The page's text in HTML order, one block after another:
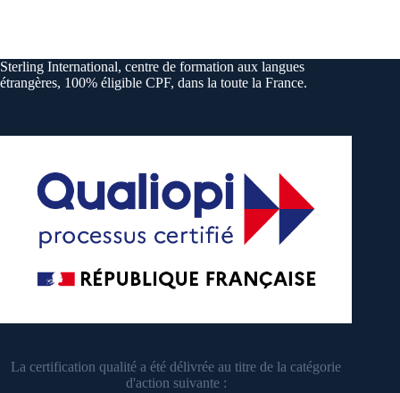
Sterling International, centre de formation aux langues
étrangères, 100% éligible CPF, dans la toute la France.
La certification qualité a été délivrée au titre de la catégorie
d'action suivante :